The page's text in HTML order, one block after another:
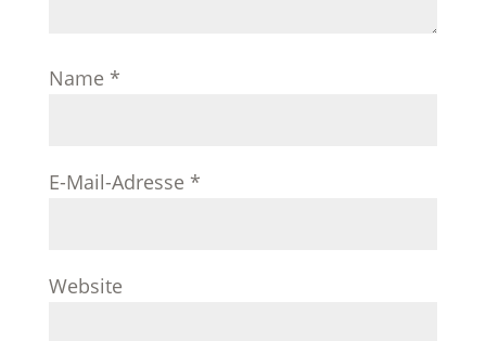
Name *
E-Mail-Adresse *
Website